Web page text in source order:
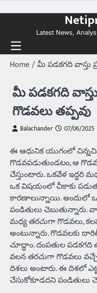
to
Latest News,
Home మీ పడకగది వాస్తు
మీ పడకగది
గొడవలు తప్పవు
Balachander 07/06/2025
ఈ ఆధునిక యుగంలో
గొడవపడుతుండటం, ఆ
చేస్తుంటారు. ఒకవేళ ఇద్దరి
ఒక విషయంలో చీకాకు
కారణాలున్నాయి. అందులో
పండితులు చెబుతున్నారు.
మధ్య తరచుగా గొడవలు,
అంటున్నారు. గొడవలకు
చూద్ధాం. దంపతుల
వలన తరచుగా గొడవలు
దిశలు అంటారు. ఈ దిశలో
చేసుకోకూడదని పండితులు